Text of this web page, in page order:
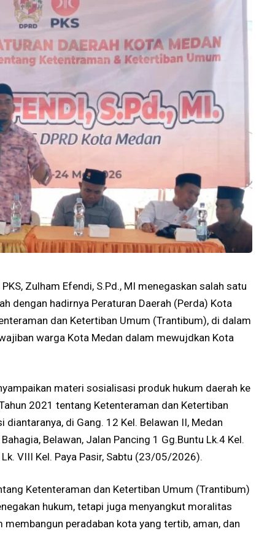
Zulham Efendi, S.Pd., MI menegaskan salah satu
dengan hadirnya Peraturan Daerah (Perda) Kota
dan Ketertiban Umum (Trantibum), di dalam
warga Kota Medan dalam mewujdkan Kota
materi sosialisasi produk hukum daerah ke
2021 tentang Ketenteraman dan Ketertiban
di Gang. 12 Kel. Belawan II, Medan
Belawan, Jalan Pancing 1 Gg.Buntu Lk.4 Kel.
VIII Kel. Paya Pasir, Sabtu (23/05/2026).
Ketenteraman dan Ketertiban Umum (Trantibum)
hukum, tetapi juga menyangkut moralitas
peradaban kota yang tertib, aman, dan